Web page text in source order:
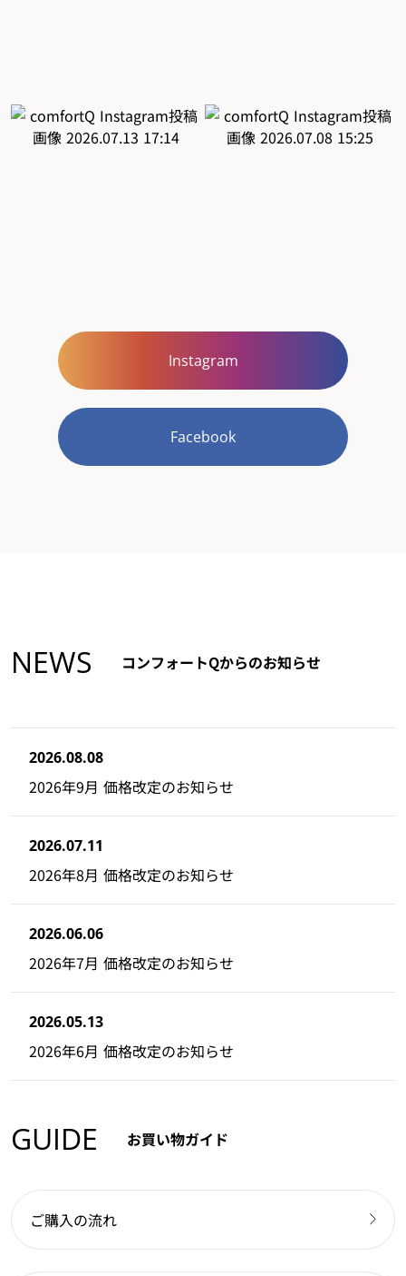
Instagram
Facebook
NEWS コンフォートQからのお知らせ
2026.08.08
2026年9月 価格改定のお知らせ
2026.07.11
2026年8月 価格改定のお知らせ
2026.06.06
2026年7月 価格改定のお知らせ
2026.05.13
2026年6月 価格改定のお知らせ
GUIDE お買い物ガイド
ご購入の流れ